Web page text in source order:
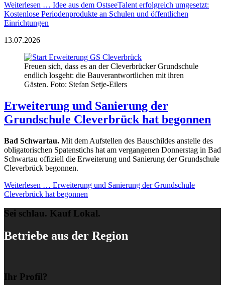
Weiterlesen … Idee aus dem OstseeTalent erfolgreich umgesetzt:
Kostenlose Periodenprodukte an Schulen und öffentlichen
Einrichtungen
13.07.2026
Freuen sich, dass es an der Cleverbrücker Grundschule
endlich losgeht: die Bauverantwortlichen mit ihren
Gästen. Foto: Stefan Setje-Eilers
Erweiterung und Sanierung der
Grundschule Cleverbrück hat begonnen
Bad Schwartau. Mit dem Aufstellen des Bauschildes anstelle des
obligatorischen Spatenstichs hat am vergangenen Donnerstag in Bad
Schwartau offiziell die Erweiterung und Sanierung der Grundschule
Cleverbrück begonnen.
Weiterlesen … Erweiterung und Sanierung der Grundschule
Cleverbrück hat begonnen
Sei schlau. Kauf Lokal.
Betriebe aus der Region
Ihr Profil?